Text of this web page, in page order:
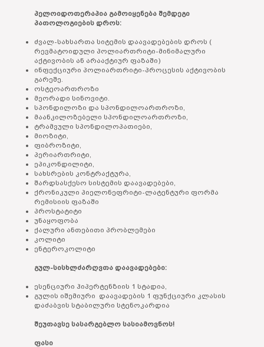
პელოიდოთერაპია გამოიყენება შემდეგი
პათოლოგიების დროს:
ძვალ-სახსართა სიტემის დაავადებების დროს (
რევმატოიდული პოლიართრიტი-მინიმალური
აქტივობის ან არააქტიურ ფაზაში)
ინფექციური პოლიართრიტი-პროცესის აქტივობის
გარეშე.
ოსტეოართროზი
მეორადი სინოვიტი.
სპონდილოზი და სპონდილოართროზი,
მაანკილოზებელი სპონდილოართროზი,
ტრამვული სპონდილოპათიები,
მიოზიტი,
ფიბროზიტი,
პერიართრიტი,
ეპიკონდილიტი,
სახსრების კონტრაქტურა,
შარდსასქესო სისტემის დაავადებები,
ქრონიკული პიელონეფრიტი-ლატენტური ფორმა
რემისიის ფაზაში
პროსტატიტი
უნაყოფობა
ქალური ანთებითი პრობლემები
კოლიტი
ენტეროკოლიტი
გულ-სისხლძარღვთა დაავადებები:
ესენციური ჰიპერტენზიის 1 სტადია,
გულის იშემიური დაავადების 1 ფუნქციური კლასის
დაძაბვის სტაბილური სტენოკარდია
შეუთავსე სასარგებლო სასიამოვნოს!
ფასი